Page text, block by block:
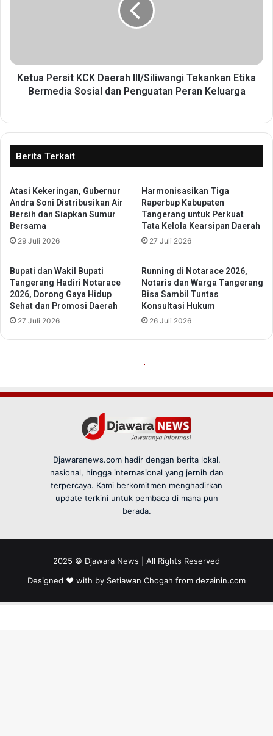
Djawaranews.com hadir dengan berita lokal,
nasional, hingga internasional yang jernih dan
terpercaya. Kami berkomitmen menghadirkan
update terkini untuk pembaca di mana pun
berada.
2025 © Djawara News | All Rights Reserved
Designed ❤️ with by Setiawan Chogah from dezainin.com